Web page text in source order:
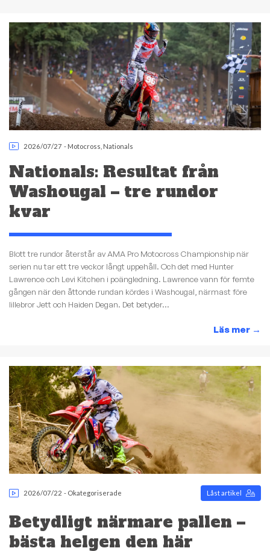
2026/07/27 - Motocross Nationals
Nationals: Resultat från
Washougal – tre rundor
kvar
Blott tre rundor återstår av AMA Pro Motocross Championship när
serien nu tar ett tre veckor långt uppehåll. Och det med Hunter
Lawrence och Levi Kitchen i poängledning. Lawrence vann för femte
gången när den åttonde rundan kördes i Washougal, närmast före
lillebror Jett och Haiden Degan. Det betyder...
Läs mer →
2026/07/22 - Okategoriserade Låst artikel
Betydligt närmare pallen –
bästa helgen den här